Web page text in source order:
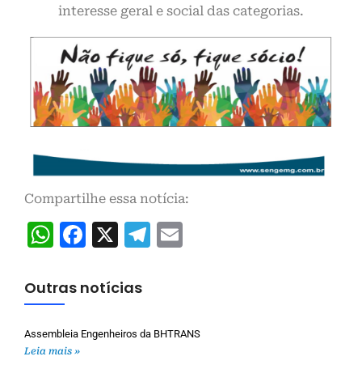
interesse geral e social das categorias.
Compartilhe essa notícia:
WhatsApp
Facebook
X Telegram
Outras notícias
Assembleia Engenheiros da BHTRANS
Leia mais »